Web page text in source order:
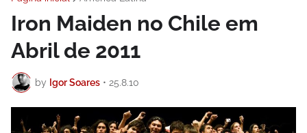
Iron Maiden no Chile em
Abril de 2011
by Igor Soares • 25.8.10